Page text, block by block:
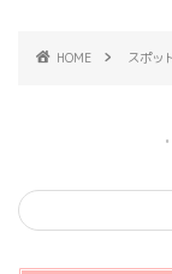
HOME スポッ